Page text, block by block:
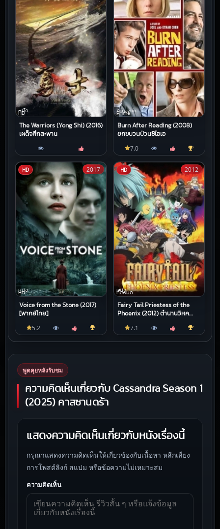
หนัง
HD
The Warriors (Yong Shi) (2016)
เผด็จศึกสะพาน
Amazon
Prime
Burn After Reading (2008)
ยกขบวนป่วนซีไอเอ
7.0
HD
หนัง
HD
Voice from the Stone (2017)
[พากย์ไทย]
2017
5.2
HD
หนัง
ทั้งหมด
Fairy Tail Priestess of the
Phoenix (2012) ตํานานวิหค
2012
7.1
พูดคุยหลังรับชม
ความคิดเห็นเกี่ยวกับ Cassandra Season 1
(2025) คาสซานดร้า
แสดงความคิดเห็นเกี่ยวกับหนังเรื่องนี้
กรุณาแสดงความคิดเห็นให้เกี่ยวข้องกับเนื้อหา หลีกเลี่ยง
การโพสต์ลิงก์ สแปม หรือข้อความไม่เหมาะสม
ความคิดเห็น